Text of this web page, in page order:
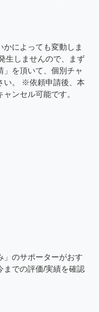
によっても変動しま
生しませんので、まず
」を頂いて、個別チャ
い。 ※依頼申請後、本
ンセル可能です。
」のサポーターがおす
までの評価/実績を確認